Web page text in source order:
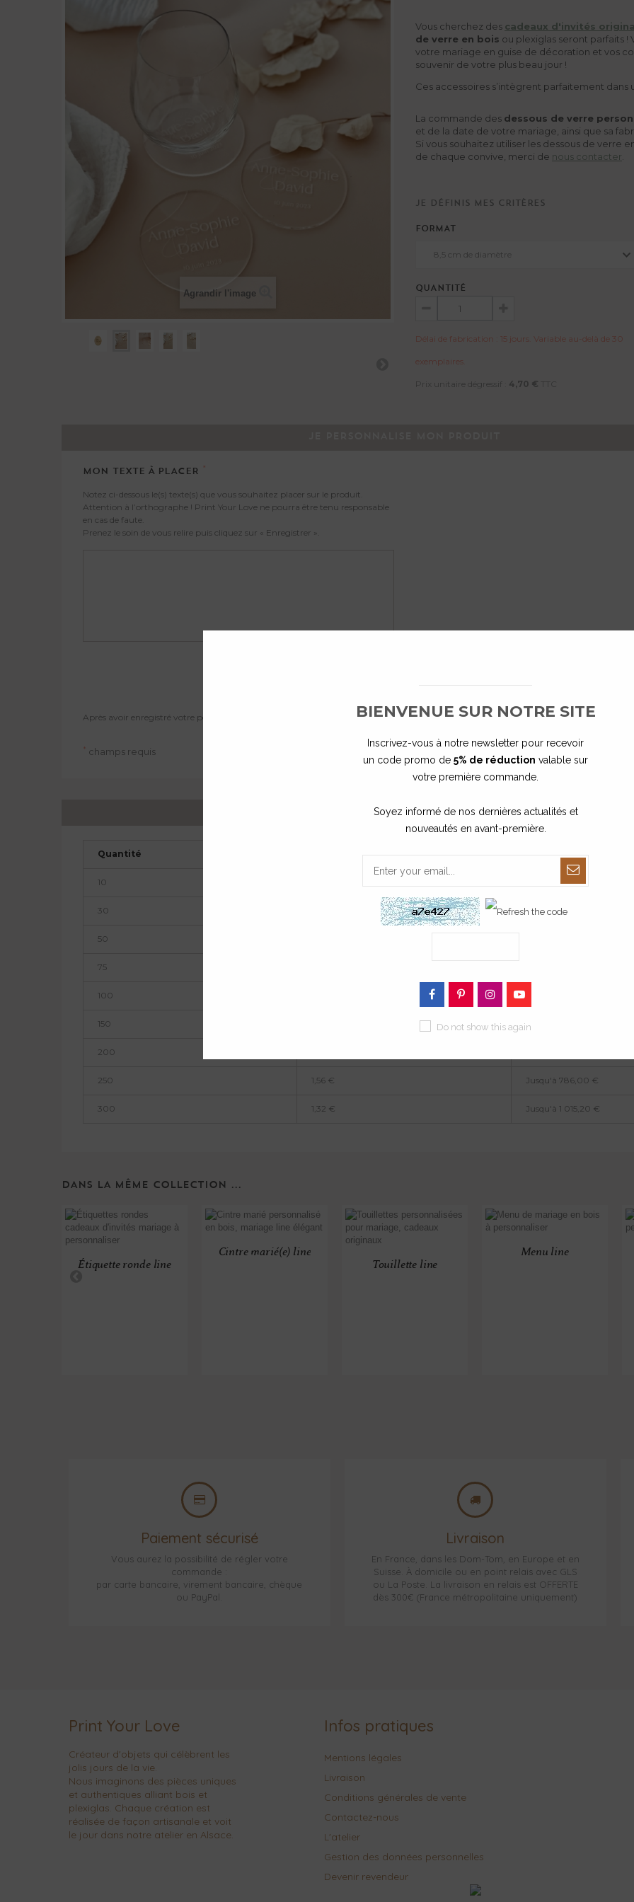
Agrandir l'image
Vous cherchez des cadeaux d'invités
de verre en bois ou plexiglas seront parfaits
votre mariage en guise de décoration et vos
souvenir de votre plus beau jour !
Ces accessoires s’intègrent parfaitement dans
La commande des dessous de verre
et de la date de votre mariage, ainsi que sa
Si vous souhaitez utiliser les dessous de verre
de chaque convive, merci de nous contacter
Je définis mes critères
FORMAT
8,5 cm de diamètre
QUANTITÉ
Délai de fabrication : 15 jours. Variable au-delà de 30
exemplaires.
Prix unitaire dégressif : 4,70 € TTC
MON TEXTE À PLACER *
Notez ci-dessous le(s) texte(s) que vous souhaitez placer sur le produit.
Attention à l’orthographe ! Print Your Love ne pourra être tenu responsable
en cas de faute.
Prenez le soin de vous relire puis cliquez sur « Enregistrer ».
Après avoir enregistré votre personnalisation, n'oubliez pas d'ajouter le produit au panier.
* champs requis
REMISE SUR LA QUANTITÉ
Quantité
10 Jusqu'à 6,00 €
30 Jusqu'à 39,60 €
50
75
100
150 Jusqu'à 390,60 €
200
250 1,56 € Jusqu'à 786,00 €
300 1,32 € Jusqu'à 1 015,20 €
DANS LA MÊME COLLECTION ...
Étiquette ronde line
Cintre marié(e) line
Touillette line
Menu line
Paiement sécurisé
Vous aurez la possibilité de régler votre
commande :
par carte bancaire, virement bancaire, chèque
ou PayPal.
Livraison
En France, dans les Dom-Tom, en Europe et en
Suisse. À domicile ou en point relais avec GLS
ou La Poste. La livraison en relais est OFFERTE
dès 300€ (France métropolitaine uniquement)
Print Your Love
Créateur d'objets qui célèbrent les
jolis jours de la vie.
Nous imaginons des pièces uniques
et authentiques alliant bois et
plexiglas. Chaque création est
réalisée de façon artisanale et voit
le jour dans notre atelier en Alsace.
Infos pratiques
Mentions légales
Livraison
Conditions générales de vente
Contactez-nous
L'atelier
Gestion des données personnelles
Devenir revendeur
BIENVENUE SUR NOTRE SITE
Inscrivez-vous à notre newsletter pour recevoir
un code promo de 5% de réduction valable sur
votre première commande.
Soyez informé de nos dernières actualités et
nouveautés en avant-première.
Do not show this again